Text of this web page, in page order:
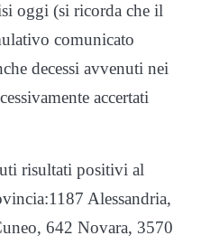
oggi (si ricorda che il
comunicato
decessi avvenuti nei
accertati
risultati positivi al
Alessandria,
642 Novara, 3570